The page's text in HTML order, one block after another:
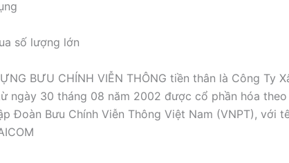
số lượng lớn
BƯU CHÍNH VIỄN THÔNG tiền thân là Công Ty
ngày 30 tháng 08 năm 2002 được cổ phần hóa
Đoàn Bưu Chính Viễn Thông Việt Nam (VNPT), với